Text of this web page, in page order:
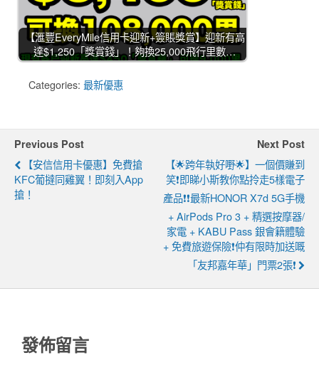
【滙豐EveryMile信用卡迎新+簽賬獎賞】迎新有高
達$1,250「獎賞錢」！夠換25,000飛行里數…
Categories: 最新優惠
Previous Post
【安信信用卡優惠】免費搶
KFC葡撻同雞翼！即刻入app
搶！
Next Post
【🌟跨年執好嘢🌟】一個價賺到
笑❗即睇小斯教你點拎走5樣電子
產品❗❗最新HONOR X7d 5G手機
+ AirPods Pro 3 + 精選按摩器/
家電 + KABU Pass 銀會籍體驗
+ 免費旅遊保險❗仲有限時加送嘅
「友邦嘉年華」門票2張❗
發佈留言